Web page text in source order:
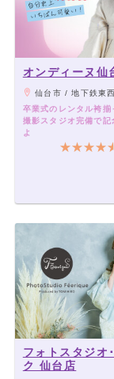
オンディーヌ仙
仙台市 / 地下鉄東西線「青森通り一番町駅
卒業式のレンタル袴
撮影スタジオ完備で記
よ
フォトスタジオ
ク 仙台店